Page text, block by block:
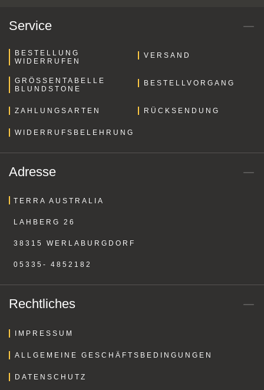
Service
BESTELLUNG
WIDERRUFEN
VERSAND
GRÖSSENTABELLE B
LUNDSTONE
BESTELLVORGANG
ZAHLUNGSARTEN RÜCKSENDUNG
WIDERRUFSBELEHRUNG
Adresse
TERRA AUSTRALIA
LAHBERG 26
38315 WERLABURGDORF
05335- 4852182
Rechtliches
IMPRESSUM
ALLGEMEINE GESCHÄFTSBEDINGUNGEN
DATENSCHUTZ